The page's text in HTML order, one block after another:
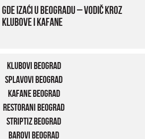
Gde izaći u Beogradu – vodič kroz
klubove i kafane
Klubovi Beograd
Splavovi Beograd
Kafane Beograd
Restorani Beograd
Striptiz Beograd
Barovi Beograd